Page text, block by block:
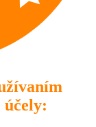
účely: